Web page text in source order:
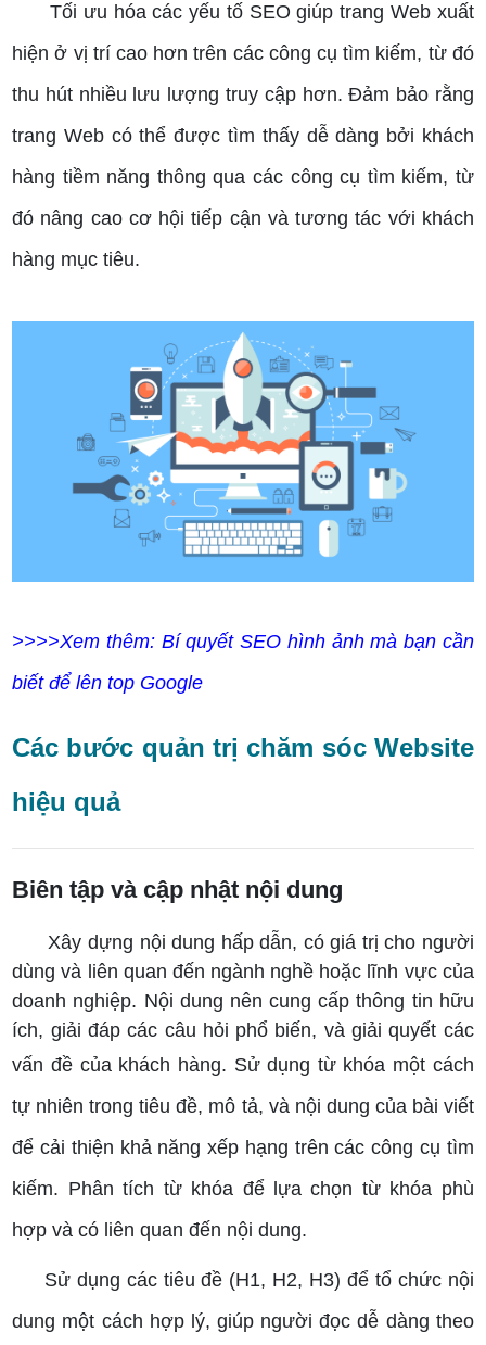
Tối ưu hóa các yếu tố SEO giúp trang Web xuất
hiện ở vị trí cao hơn trên các công cụ tìm kiếm, từ đó
thu hút nhiều lưu lượng truy cập hơn.Đảm bảo rằng
trang Web có thể được tìm thấy dễ dàng bởi khách
hàng tiềm năng thông qua các công cụ tìm kiếm, từ
đó nâng cao cơ hội tiếp cận và tương tác với khách
hàng mục tiêu.
>>>>Xem thêm: Bí quyết SEO hình ảnh mà bạn cần
biết để lên top Google
Các bước quản trị chăm sóc Website
hiệu quả
Biên tập và cập nhật nội dung
Xây dựng nội dung hấp dẫn, có giá trị cho người
dùng và liên quan đến ngành nghề hoặc lĩnh vực của
doanh nghiệp. Nội dung nên cung cấp thông tin hữu
ích, giải đáp các câu hỏi phổ biến, và giải quyết các
vấn đề của khách hàng. Sử dụng từ khóa một cách
tự nhiên trong tiêu đề, mô tả, và nội dung của bài viết
để cải thiện khả năng xếp hạng trên các công cụ tìm
kiếm. Phân tích từ khóa để lựa chọn từ khóa phù
hợp và có liên quan đến nội dung.
Sử dụng các tiêu đề (H1, H2, H3) để tổ chức nội
dung một cách hợp lý, giúp người đọc dễ dàng theo